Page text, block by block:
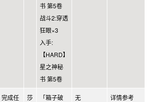
书 第5卷
战斗2:穿透
狂眼×3
入手:
【HARD】
星之神秘
书 第5卷
完成任
莎
「箱子破
无
详情参考